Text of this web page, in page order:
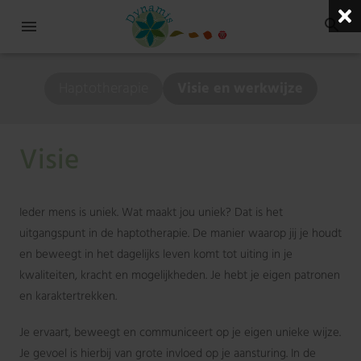
Ieder mens is uniek. Wat maakt jou uniek? Dat is het
uitgangspunt in de haptotherapie. De manier waarop jij je houdt
en beweegt in het dagelijks leven komt tot uiting in je
kwaliteiten, kracht en mogelijkheden. Je hebt je eigen patronen
en karaktertrekken.
Je ervaart, beweegt en communiceert op je eigen unieke wijze.
Je gevoel is hierbij van grote invloed op je aansturing. In de